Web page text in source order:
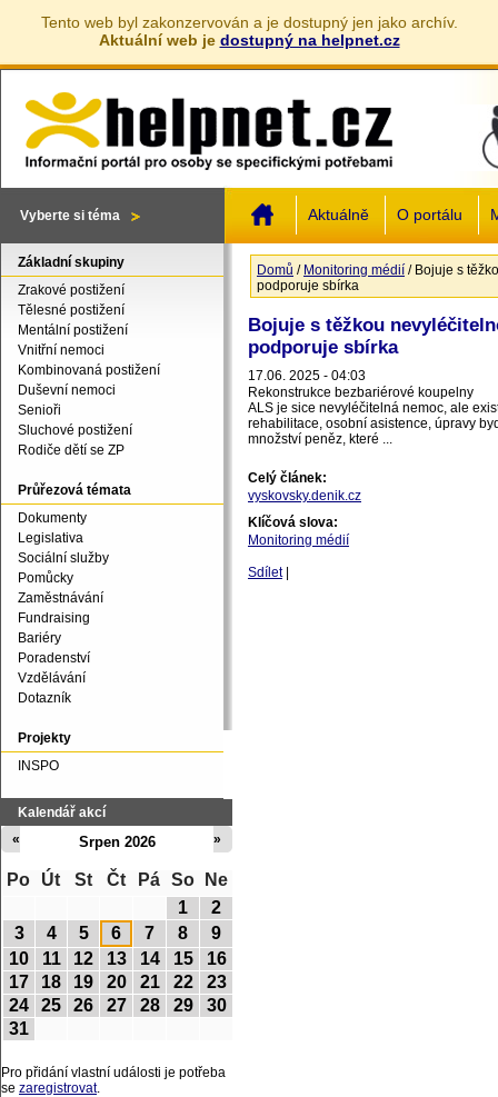
Tento web byl zakonzervován a je dostupný jen jako archív.
Aktuální web je dostupný na helpnet.cz
Vyberte si téma Aktuálně O portálu
Jste zde
Domů / Monitoring médií / Bojuje s
podporuje sbírka
Bojuje s těžkou
podporuje sbírka
17.06. 2025 - 04:03
Rekonstrukce bezbariérové koupelny
ALS je sice nevyléčitelná nemoc, ale
rehabilitace, osobní asistence, úpravy
množství peněz, které ...
Celý článek:
vyskovsky.denik.cz
Klíčová slova:
Monitoring médií
Sdílet
Základní skupiny
Zrakové postižení
Tělesné postižení
Mentální postižení
Vnitřní nemoci
Kombinovaná postižení
Duševní nemoci
Senioři
Sluchové postižení
Rodiče dětí se ZP
Průřezová témata
Dokumenty
Legislativa
Sociální služby
Pomůcky
Zaměstnávání
Fundraising
Bariéry
Poradenství
Vzdělávání
Dotazník
Projekty
INSPO
Kalendář akcí
Srpen 2026
« »
Po Út St Čt Pá So
Ne
1
2
3
4 5 6 7 8
9
10
11 12 13 14 15
16
17
18 19 20 21 22
23
24
25 26 27 28 29
30
31
Pro přidání vlastní události je potřeba
se zaregistrovat.